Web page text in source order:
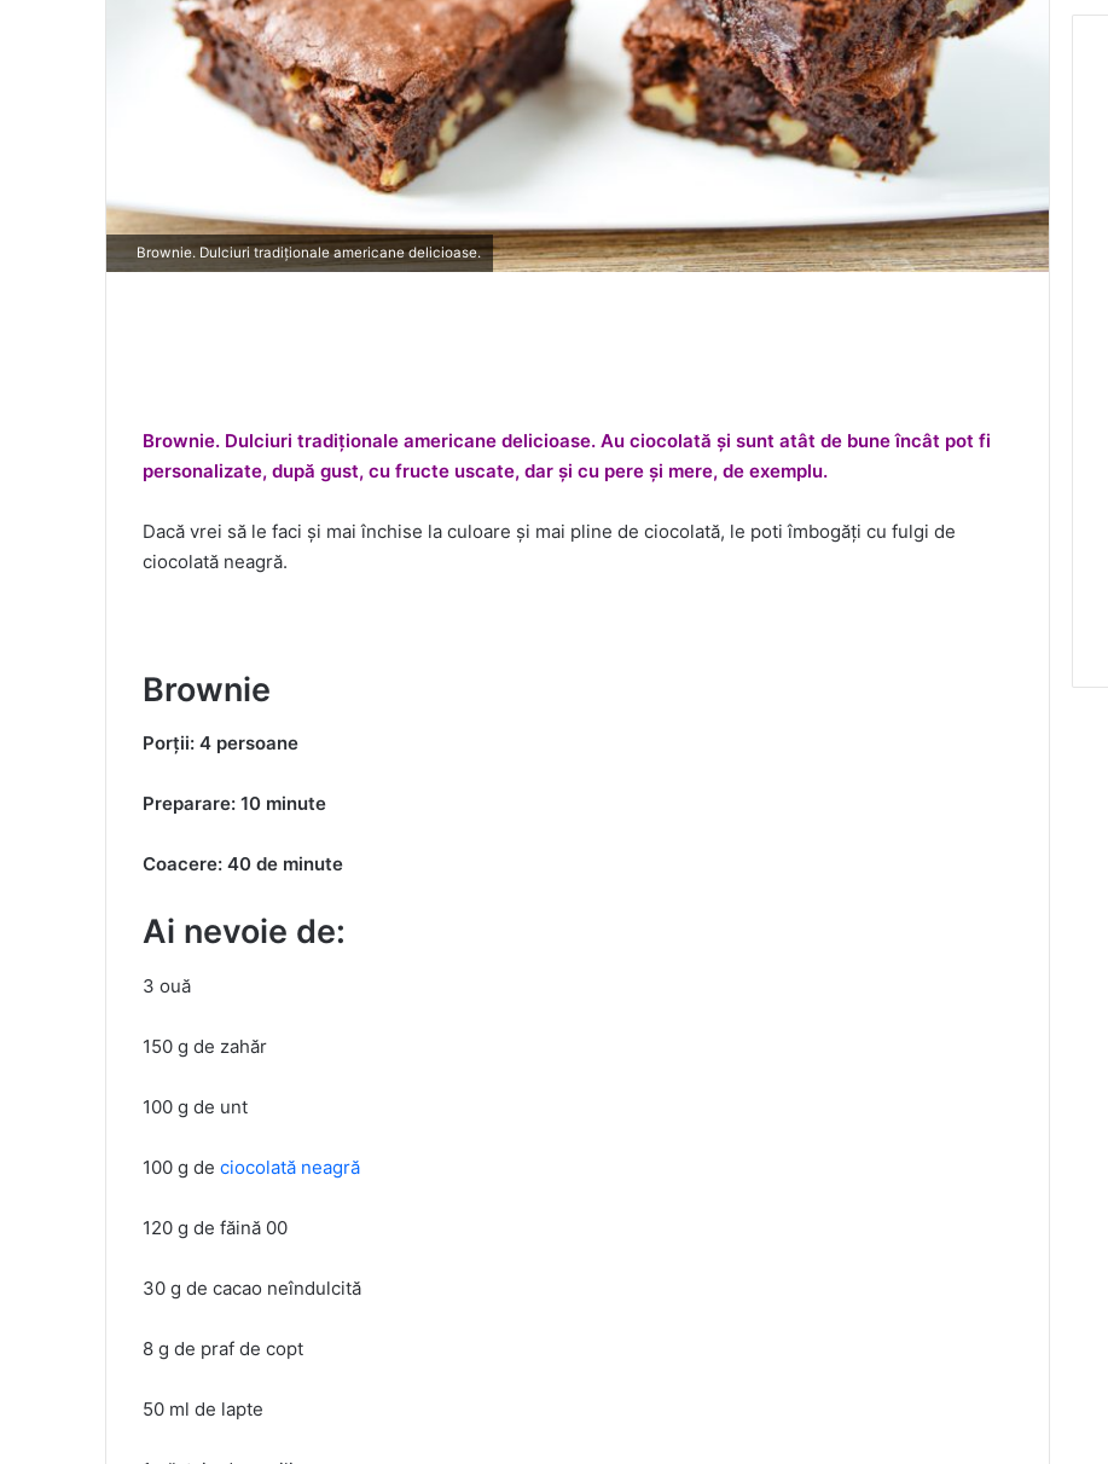
Brownie. Dulciuri tradiționale americane delicioase.
Brownie. Dulciuri tradiționale americane delicioase. Au ciocolată și sunt atât de bune încât pot fi
personalizate, după gust, cu fructe uscate, dar și cu pere și mere, de exemplu.
Dacă vrei să le faci și mai închise la culoare și mai pline de ciocolată, le poti îmbogăți cu fulgi de
ciocolată neagră.
Brownie
Porții: 4 persoane
Preparare: 10 minute
Coacere: 40 de minute
Ai nevoie de:
3 ouă
150 g de zahăr
100 g de unt
100 g de ciocolată neagră
120 g de făină 00
30 g de cacao neîndulcită
8 g de praf de copt
50 ml de lapte